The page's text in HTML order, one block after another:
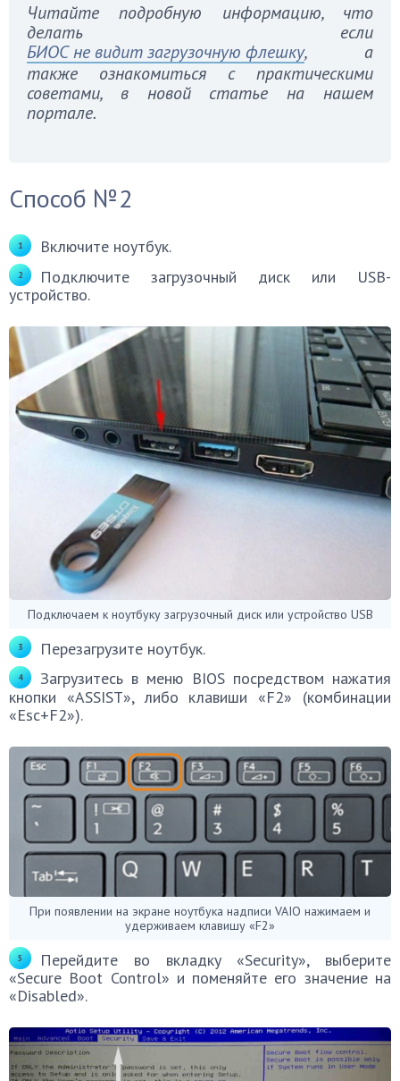
Читайте подробную информацию, что
делать если
БИОС не видит загрузочную флешку, а
также ознакомиться с практическими
советами, в новой статье на нашем
портале.
Способ №2
Включите ноутбук.
Подключите загрузочный диск или USB-
устройство.
Подключаем к ноутбуку загрузочный диск или устройство USB
Перезагрузите ноутбук.
Загрузитесь в меню BIOS посредством нажатия
кнопки «ASSIST», либо клавиши «F2» (комбинации
«Esc+F2»).
При появлении на экране ноутбука надписи VAIO нажимаем и
удерживаем клавишу «F2»
Перейдите во вкладку «Security», выберите
«Secure Boot Control» и поменяйте его значение на
«Disabled».